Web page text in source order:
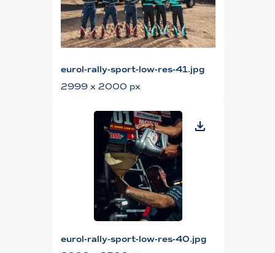
eurol-rally-sport-low-res-41.jpg
2999 x 2000 px
eurol-rally-sport-low-res-40.jpg